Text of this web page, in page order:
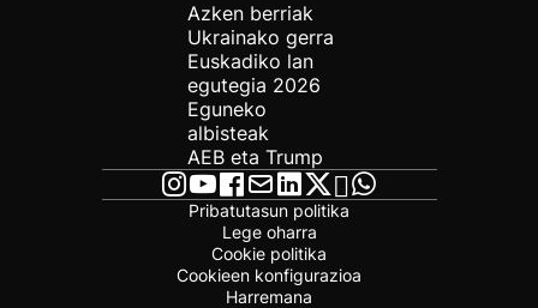
Azken berriak
Ukrainako gerra
Euskadiko lan
egutegia 2026
Eguneko
albisteak
AEB eta Trump
Pribatutasun politika
Lege oharra
Cookie politika
Cookieen konfigurazioa
Harremana